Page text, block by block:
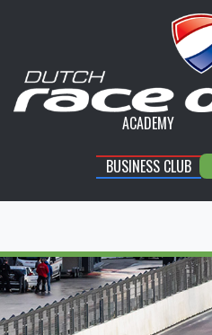
ACADEMY
BUSINESS CLUB